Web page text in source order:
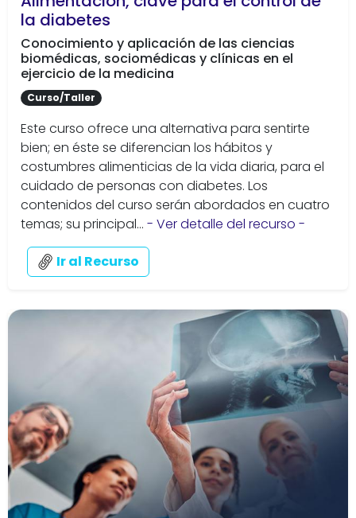
la diabetes
Conocimiento y aplicación de las ciencias
biomédicas, sociomédicas y clínicas en el
ejercicio de la medicina
Curso/Taller
Este curso ofrece una alternativa para sentirte
bien; en éste se diferencian los hábitos y
costumbres alimenticias de la vida diaria, para el
cuidado de personas con diabetes. Los
contenidos del curso serán abordados en cuatro
temas; su principal... - Ver detalle del recurso -
Ir al Recurso